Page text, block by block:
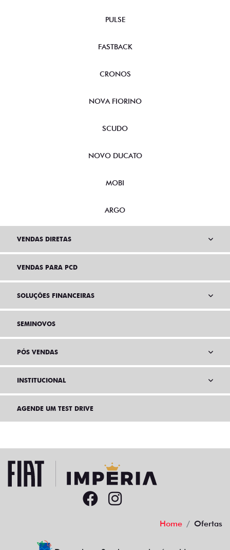
PULSE
FASTBACK
CRONOS
NOVA FIORINO
SCUDO
NOVO DUCATO
MOBI
ARGO
VENDAS DIRETAS
VENDAS PARA PCD
SOLUÇÕES FINANCEIRAS
SEMINOVOS
PÓS VENDAS
INSTITUCIONAL
AGENDE UM TEST DRIVE
Home Ofertas